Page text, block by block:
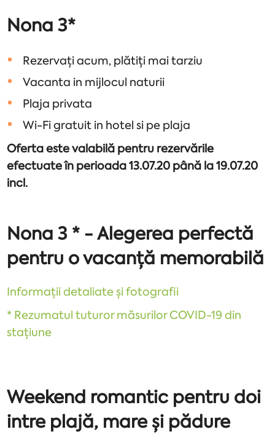
Nona 3*
Rezervați acum, plătiți mai tarziu
Vacanta in mijlocul naturii
Plaja privata
Wi-Fi gratuit in hotel si pe plaja
Oferta este valabilă pentru rezervările
efectuate în perioada 13.07.20 până la 19.07.20
incl.
Nona 3 * - Alegerea perfectă
pentru o vacanță memorabilă
Informații detaliate și fotografii
* Rezumatul tuturor măsurilor COVID-19 din
stațiune
Weekend romantic pentru doi
intre plajă, mare și pădure